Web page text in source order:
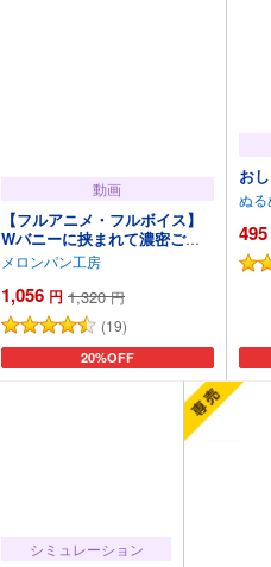
動画
【フルアニメ・フルボイス】
Wバニーに挟まれて濃密ご奉
仕3P…もう限界なの?
メロンパン工房
1,056 円 1,320 円
(19)
20%OFF
カートに追加
お
ぬる
495
シミュレーション